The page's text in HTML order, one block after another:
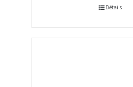
Détails